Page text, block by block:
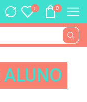
0 0
ALUNO